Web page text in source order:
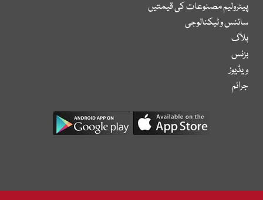
پیٹرولیم مصنوعات کی قیمتیں
سائنس و ٹیکنالوجی
بلاگ
بزنس
ویڈیوز
جرائم